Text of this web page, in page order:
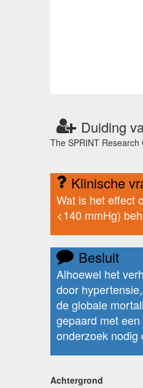
Duiding
The SPRINT
Klinische
Wat is het effect
<140 mmHg)
Besluit
Alhoewel het
door
de globale
gepaard met
onderzoek nodig
Achtergrond